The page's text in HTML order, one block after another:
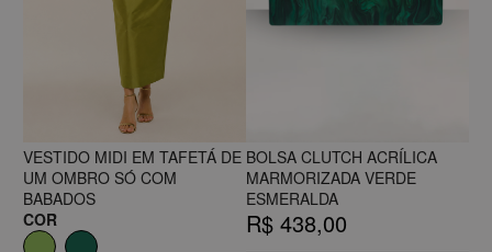
VESTIDO MIDI EM TAFETÁ DE
UM OMBRO SÓ COM
BABADOS
COR
BOLSA CLUTCH ACRÍLICA
MARMORIZADA VERDE
ESMERALDA
R$ 438,00